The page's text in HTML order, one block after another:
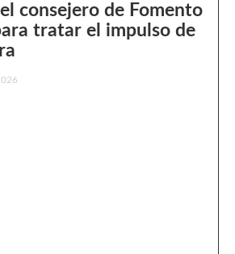
consejero de Fomento
tratar el impulso de